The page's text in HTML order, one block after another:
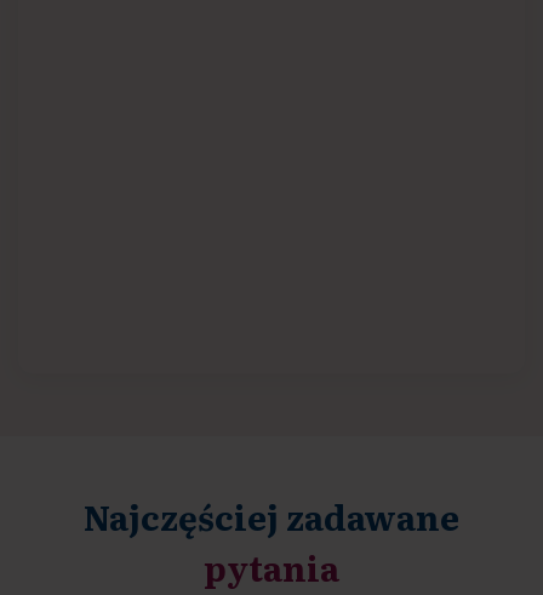
Najczęściej zadawane
pytania